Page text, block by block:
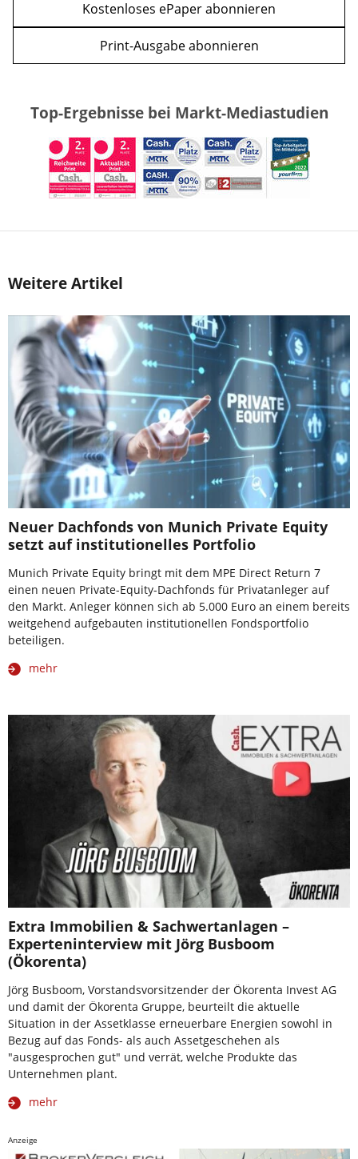
Kostenloses ePaper abonnieren
Print-Ausgabe abonnieren
Top-Ergebnisse bei Markt-Mediastudien
Weitere Artikel
Neuer Dachfonds von Munich Private Equity
setzt auf institutionelles Portfolio
Munich Private Equity bringt mit dem MPE Direct Return 7
einen neuen Private-Equity-Dachfonds für Privatanleger auf
den Markt. Anleger können sich ab 5.000 Euro an einem bereits
weitgehend aufgebauten institutionellen Fondsportfolio
beteiligen.
mehr
Extra Immobilien & Sachwertanlagen –
Experteninterview mit Jörg Busboom
(Ökorenta)
Jörg Busboom, Vorstandsvorsitzender der Ökorenta Invest AG
und damit der Ökorenta Gruppe, beurteilt die aktuelle
Situation in der Assetklasse erneuerbare Energien sowohl in
Bezug auf das Fonds- als auch Assetgeschehen als
"ausgesprochen gut" und verrät, welche Produkte das
Unternehmen plant.
mehr
Anzeige